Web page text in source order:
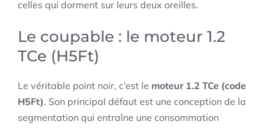
celles qui dorment sur leurs deux oreilles.
Le coupable : le moteur 1.2
TCe (H5Ft)
Le véritable point noir, c’est le moteur 1.2 TCe (code
H5Ft). Son principal défaut est une conception de la
segmentation qui entraîne une consommation